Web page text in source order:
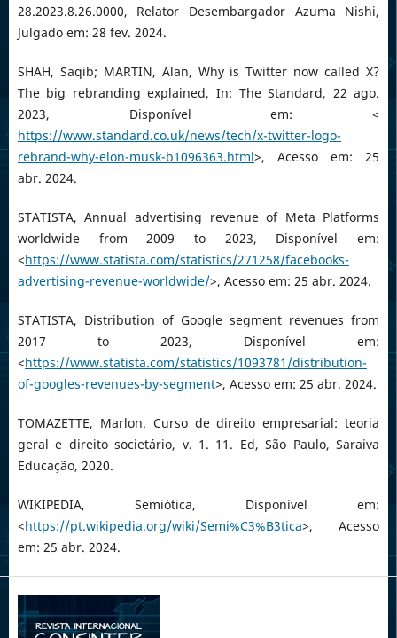
28.2023.8.26.0000, Relator Desembargador Azuma Nishi,
Julgado em: 28 fev. 2024.
SHAH, Saqib; MARTIN, Alan, Why is Twitter now called X?
The big rebranding explained, In: The Standard, 22 ago.
2023, Disponível em: <
https://www.standard.co.uk/news/tech/x-twitter-logo-
rebrand-why-elon-musk-b1096363.html>, Acesso em: 25
abr. 2024.
STATISTA, Annual advertising revenue of Meta Platforms
worldwide from 2009 to 2023, Disponível em:
<https://www.statista.com/statistics/271258/facebooks-
advertising-revenue-worldwide/>, Acesso em: 25 abr. 2024.
STATISTA, Distribution of Google segment revenues from
2017 to 2023, Disponível em:
<https://www.statista.com/statistics/1093781/distribution-
of-googles-revenues-by-segment>, Acesso em: 25 abr. 2024.
TOMAZETTE, Marlon. Curso de direito empresarial: teoria
geral e direito societário, v. 1. 11. Ed, São Paulo, Saraiva
Educação, 2020.
WIKIPEDIA, Semiótica, Disponível em:
<https://pt.wikipedia.org/wiki/Semi%C3%B3tica>, Acesso
em: 25 abr. 2024.